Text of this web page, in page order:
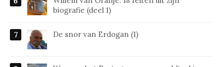
biografie (deel 1)
De snor van Erdogan (1)